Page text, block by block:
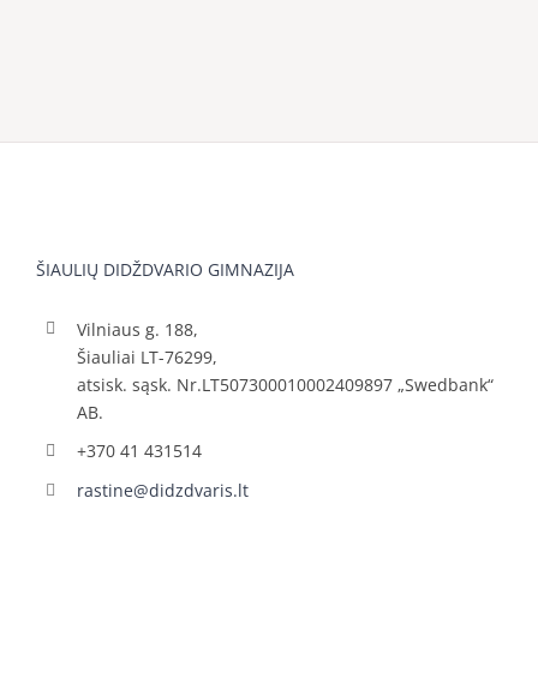
ŠIAULIŲ DIDŽDVARIO GIMNAZIJA
Vilniaus g. 188,
Šiauliai LT-76299,
atsisk. sąsk. Nr.LT507300010002409897 „Swedbank“
AB.
+370 41 431514
rastine@didzdvaris.lt